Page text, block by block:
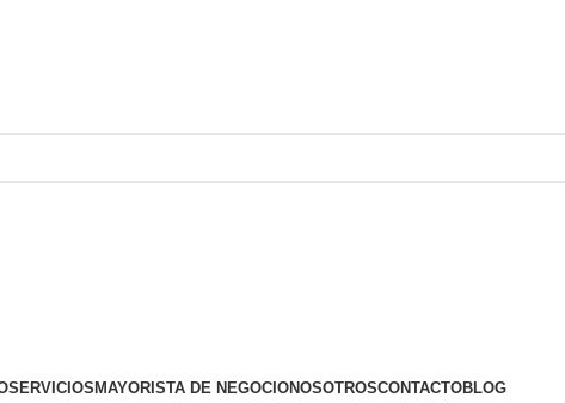
SERVICIOS MAYORISTA DE NEGOCIONOSOTROSCONTACTOBLOG